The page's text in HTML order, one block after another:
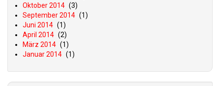
Oktober 2014 (3)
September 2014 (1)
Juni 2014 (1)
April 2014 (2)
März 2014 (1)
Januar 2014 (1)